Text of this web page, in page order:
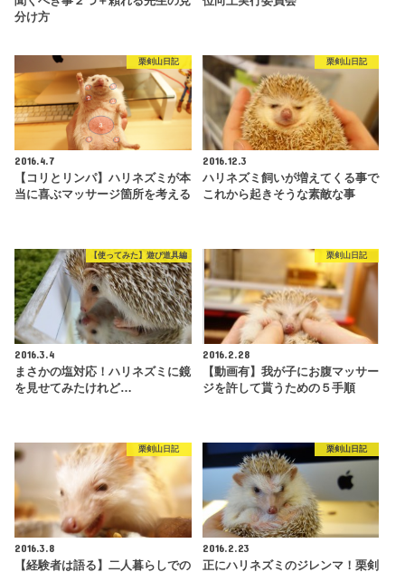
分け方
栗剣山日記
2016.4.7
【コリとリンパ】ハリネズミが本
当に喜ぶマッサージ箇所を考える
栗剣山日記
2016.12.3
ハリネズミ飼いが増えてくる事で
これから起きそうな素敵な事
【使ってみた】遊び道具編
2016.3.4
まさかの塩対応！ハリネズミに鏡
を見せてみたけれど…
栗剣山日記
2016.2.28
【動画有】我が子にお腹マッサー
ジを許して貰うための５手順
栗剣山日記
2016.3.8
【経験者は語る】二人暮らしでの
栗剣山日記
2016.2.23
正にハリネズミのジレンマ！栗剣